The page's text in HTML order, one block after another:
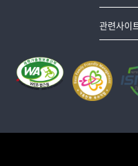
관련사이